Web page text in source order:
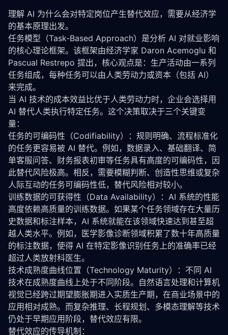
理解 AI 为什么会对特定岗位产生替代效应，需要从经济学
的基本原理出发。
任务模型（Task-Based Approach）是分析 AI 对就业影响
的核心理论框架。该框架由经济学家 Daron Acemoglu 和
Pascual Restrepo 提出，核心观点是：生产活动由一系列
任务组成，每种任务可以由人类劳动力或资本（包括 AI）
来完成。
当 AI 技术的成本效益比优于人类劳动力时，企业会选择用
AI 替代人类执行特定任务。这个决策取决于三个关键变
量：
任务的可编码性（Codifiability）：规则明确、流程标准化
的任务更容易被 AI 替代。例如，数据录入、基础翻译、简
单客服问答、财务报表初审等任务具有高度的可编码性，因
此替代风险极高。相反，需要模糊判断、创造性思维或复杂
人际互动的任务可编码性低，替代风险相对较小。
训练数据的可获得性（Data Availability）：AI 系统的性能
高度依赖高质量的训练数据。如果某个任务领域存在大量历
史数据和标注样本，AI 系统就能在该领域快速达到甚至超
越人类水平。例如，医学影像诊断领域积累了数十年高质量
的标注数据，使得 AI 在特定影像识别任务上的准确率已经
超过人类放射科医生。
技术成熟度曲线位置（Technology Maturity）：不同 AI
技术在成熟度曲线上处于不同阶段。自然语言处理和计算机
视觉已经跨过期望膨胀期进入实质生产期，在商业场景中的
应用相对成熟。而复杂推理、长程规划、多模态理解等技术
仍处于早期应用阶段，替代效应有限。
替代效应的传导机制：